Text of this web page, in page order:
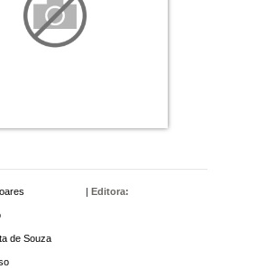
de Souza
Editora: